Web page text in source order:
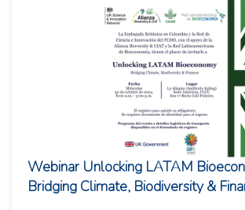
Webinar Unlocking LATAM
Bridging Climate, Biodiversity &